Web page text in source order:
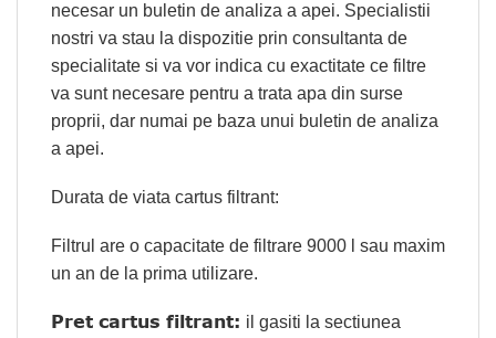
necesar un buletin de analiza a apei. Specialistii
nostri va stau la dispozitie prin consultanta de
specialitate si va vor indica cu exactitate ce filtre
va sunt necesare pentru a trata apa din surse
proprii, dar numai pe baza unui buletin de analiza
a apei.
Durata de viata cartus filtrant:
Filtrul are o capacitate de filtrare 9000 l sau maxim
un an de la prima utilizare.
Pret cartus filtrant: il gasiti la sectiunea